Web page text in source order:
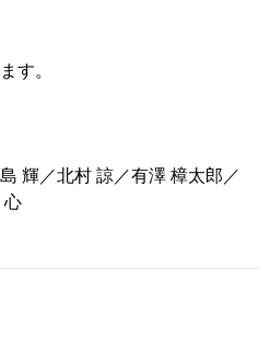
す。
輝／北村 諒／有澤 樟太郎／
心